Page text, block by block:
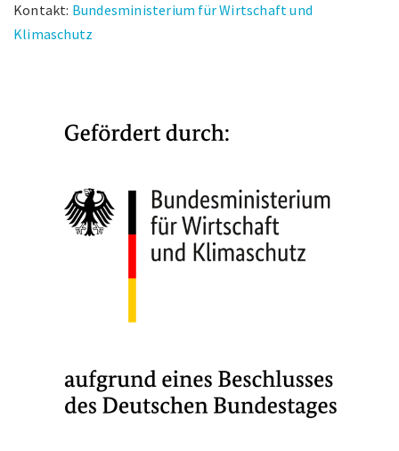
Kontakt: Bundesministerium für Wirtschaft und
Klimaschutz